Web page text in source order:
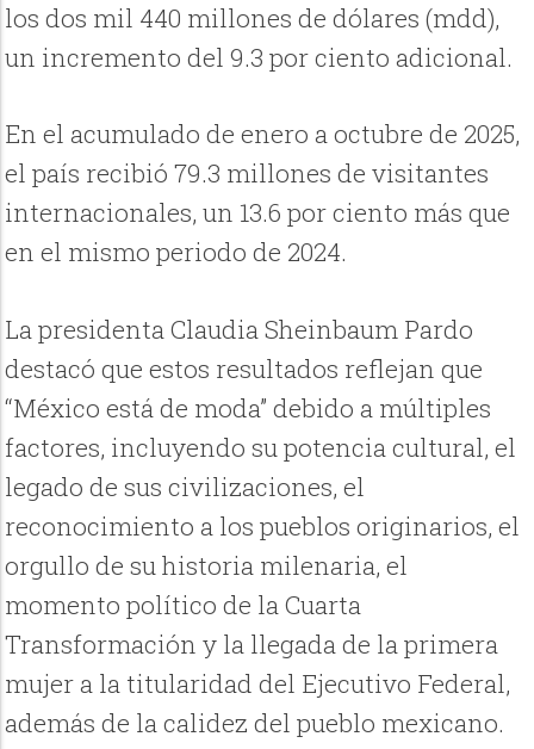
los dos mil 440 millones de dólares (mdd),
un incremento del 9.3 por ciento adicional.
En el acumulado de enero a octubre de 2025,
el país recibió 79.3 millones de visitantes
internacionales, un 13.6 por ciento más que
en el mismo periodo de 2024.
La presidenta Claudia Sheinbaum Pardo
destacó que estos resultados reflejan que
“México está de moda” debido a múltiples
factores, incluyendo su potencia cultural, el
legado de sus civilizaciones, el
reconocimiento a los pueblos originarios, el
orgullo de su historia milenaria, el
momento político de la Cuarta
Transformación y la llegada de la primera
mujer a la titularidad del Ejecutivo Federal,
además de la calidez del pueblo mexicano.